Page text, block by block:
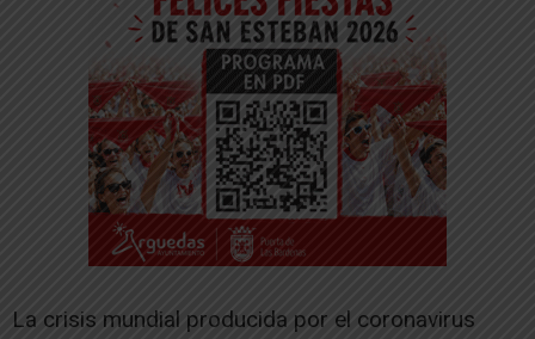
La crisis mundial producida por el coronavirus